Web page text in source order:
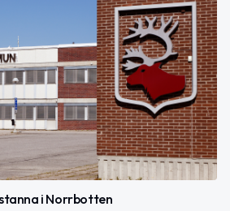
i Norrbotten